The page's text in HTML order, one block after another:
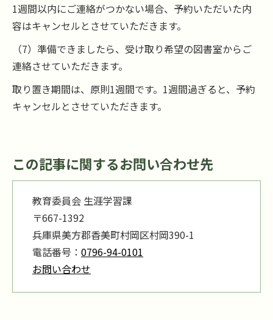
1週間以内にご連絡がつかない場合、予約いただいた内
容はキャンセルとさせていただきます。
（7）準備できましたら、受け取り希望の図書室からご
連絡させていただきます。
取り置き期間は、原則1週間です。1週間過ぎると、予約
キャンセルとさせていただきます。
この記事に関するお問い合わせ先
教育委員会 生涯学習課
〒667-1392
兵庫県美方郡香美町村岡区村岡390-1
電話番号： 0796-94-0101
お問い合わせ